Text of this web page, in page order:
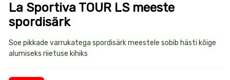
La Sportiva TOUR LS meeste
spordisärk
Toote
Soe pikkade varrukatega spordisärk meestele sobib hästi kõige
alumiseks riietuse kihiks